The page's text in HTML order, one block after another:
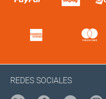
REDES SOCIALES